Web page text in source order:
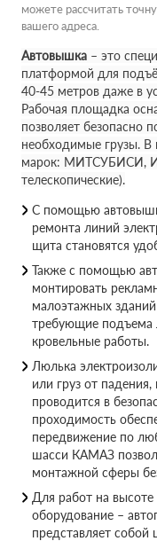
можете рассчитать
вашего адреса.
Автовышка – это
платформой для
40-45 метров даже в
Рабочая площадка
позволяет безопасно
необходимые грузы.
марок: МИТСУБИСИ,
телескопические).
С помощью
ремонта линий
щита становятся
Также с помощью
монтировать
малоэтажных
требующие подъема
кровельные работы.
Люлька
или груз от
проводится в
проходимость
передвижение по
шасси КАМАЗ
монтажной сферы
Для работ на
оборудование –
представляет собой